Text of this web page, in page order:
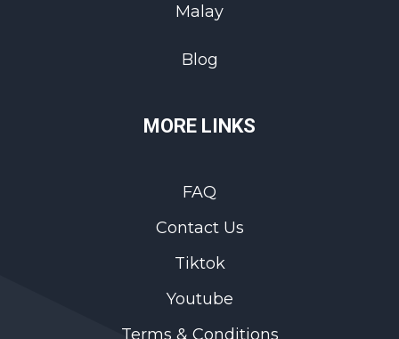
Malay
Blog
MORE LINKS
FAQ
Contact Us
Tiktok
Youtube
Terms & Conditions